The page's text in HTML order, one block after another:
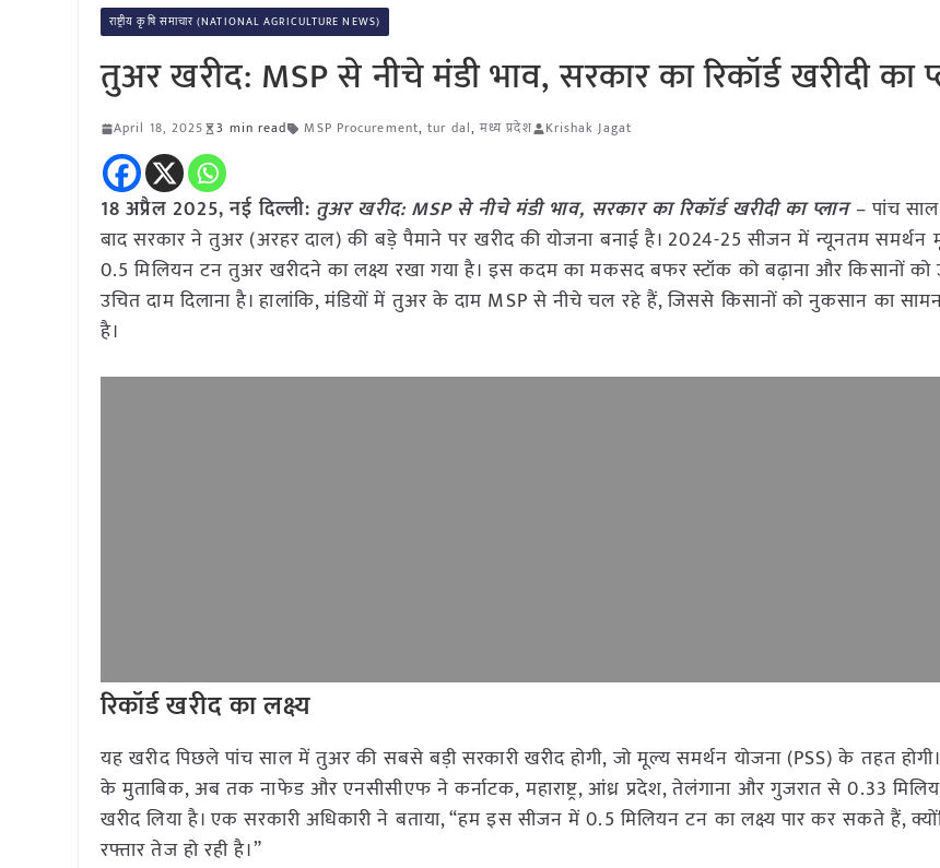
राष्ट्रीय कृषि समाचार (NATIONAL AGRICULTURE NEWS)
तुअर खरीद: MSP से नीचे मंडी भाव, सरकार का रिकॉर्ड खरीदी का
April 18, 2025 3 min read MSP Procurement,tur dal,मध्य प्रदेश Krishak Jagat
18 अप्रैल 2025, नई दिल्ली: तुअर खरीद: MSP से नीचे मंडी भाव, सरकार का रिकॉर्ड खरीदी का प्लान– पांच
बाद सरकार ने तुअर (अरहर दाल) की बड़े पैमाने पर खरीद की योजना बनाई है। 2024-25 सीजन में न्यूनतम समर्थन
0.5 मिलियन टन तुअर खरीदने का लक्ष्य रखा गया है। इस कदम का मकसद बफर स्टॉक को बढ़ाना और किसानों
उचित दाम दिलाना है। हालांकि, मंडियों में तुअर के दाम MSP से नीचे चल रहे हैं, जिससे किसानों को नुकसान का
है।
रिकॉर्ड खरीद का लक्ष्य
यह खरीद पिछले पांच साल में तुअर की सबसे बड़ी सरकारी खरीद होगी, जो मूल्य समर्थन योजना (PSS) के तहत
के मुताबिक, अब तक नाफेड और एनसीसीएफ ने कर्नाटक, महाराष्ट्र, आंध्र प्रदेश, तेलंगाना और गुजरात से 0.33
खरीद लिया है। एक सरकारी अधिकारी ने बताया, “हम इस सीजन में 0.5 मिलियन टन का लक्ष्य पार कर सकते हैं,
रफ्तार तेज हो रही है।”